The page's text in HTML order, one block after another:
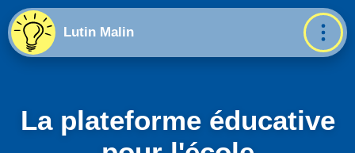
Lutin Malin
La plateforme éducative